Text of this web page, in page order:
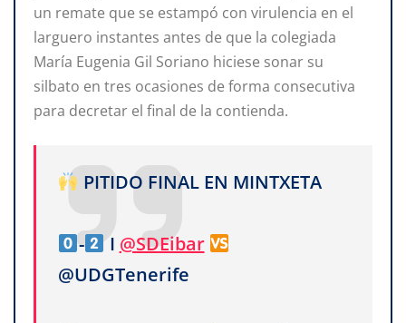
un remate que se estampó con virulencia en el
larguero instantes antes de que la colegiada
María Eugenia Gil Soriano hiciese sonar su
silbato en tres ocasiones de forma consecutiva
para decretar el final de la contienda.
PITIDO FINAL EN MINTXETA
- I @SDEibar
@UDGTenerife